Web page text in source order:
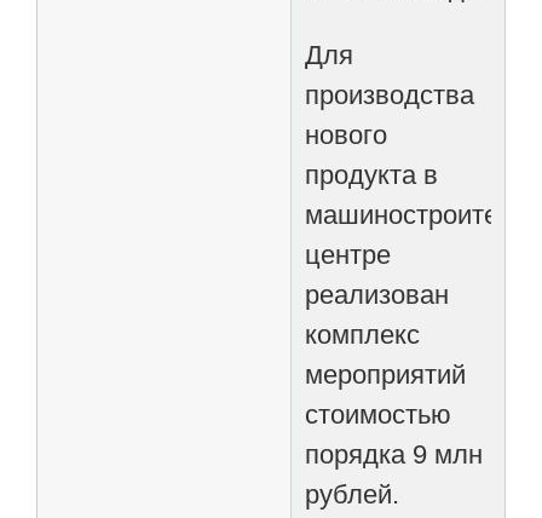
Для
производства
нового
продукта в
центре
реализован
комплекс
мероприятий
стоимостью
порядка 9 млн
рублей.